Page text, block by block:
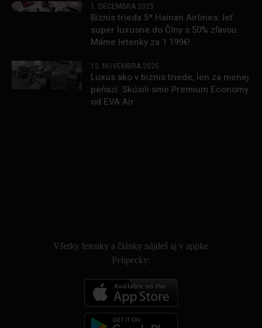
1. DECEMBRA 2025
Biznis trieda 5* Hainan Airlines: leť
super luxusne do Číny s 50% zľavou.
Máme letenky za 1 199€!
12. NOVEMBRA 2025
Luxus ako v biznis triede, len za menej
peňazí. Skúsili sme Premium Economy
od EVA Air
Všetky letenky a články nájdeš aj v appke
Pelipecky: